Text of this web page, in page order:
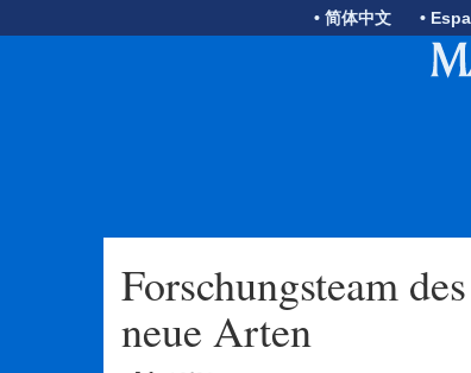
• 简体中文 •
Forschungsteam
neue Arten